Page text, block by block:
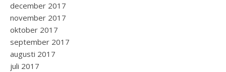
december 2017
november 2017
oktober 2017
september 2017
augusti 2017
juli 2017